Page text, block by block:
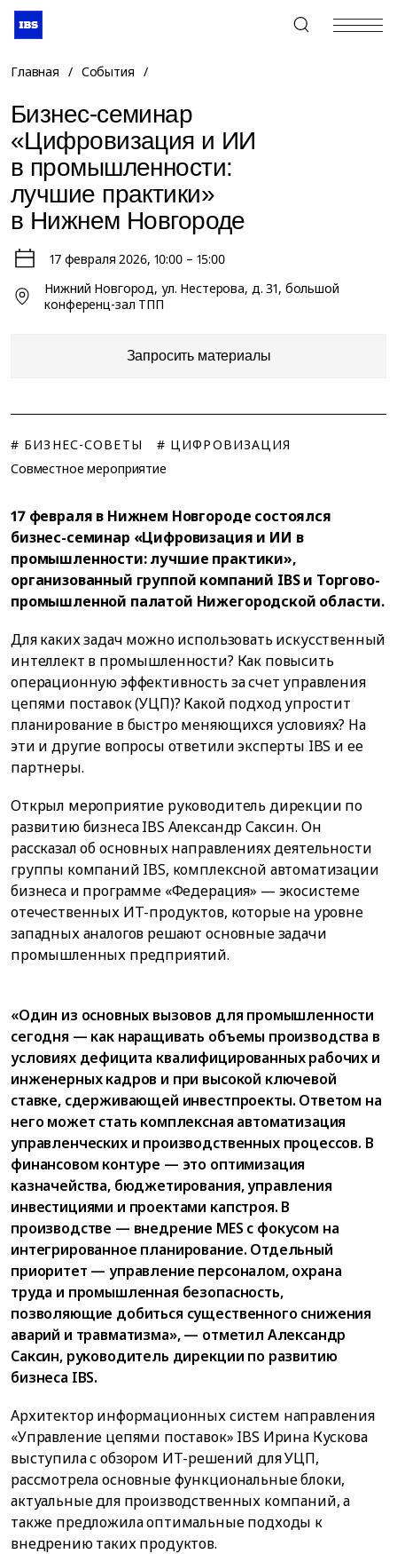
+7 (495) 967-80-80
Главная / События /
Бизнес-семинар
«Цифровизация и ИИ
в промышленности:
лучшие практики»
в Нижнем Новгороде
17 февраля 2026, 10:00 – 15:00
Нижний Новгород, ул. Нестерова, д. 31, большой
конференц-зал ТПП
Запросить материалы
# БИЗНЕС-СОВЕТЫ
# ЦИФРОВИЗАЦИЯ
Совместное мероприятие
17 февраля в Нижнем Новгороде состоялся
бизнес-семинар «Цифровизация и ИИ в
промышленности: лучшие практики»,
организованный группой компаний IBS и Торгово-
промышленной палатой Нижегородской области.
Для каких задач можно использовать искусственный
интеллект в промышленности? Как повысить
операционную эффективность за счет управления
цепями поставок (УЦП)? Какой подход упростит
планирование в быстро меняющихся условиях? На
эти и другие вопросы ответили эксперты IBS и ее
партнеры.
Открыл мероприятие руководитель дирекции по
развитию бизнеса IBS Александр Саксин. Он
рассказал об основных направлениях деятельности
группы компаний IBS, комплексной автоматизации
бизнеса и программе «Федерация» — экосистеме
отечественных ИТ-продуктов, которые на уровне
западных аналогов решают основные задачи
промышленных предприятий.
«Один из основных вызовов для промышленности
сегодня — как наращивать объемы производства в
условиях дефицита квалифицированных рабочих и
инженерных кадров и при высокой ключевой
ставке, сдерживающей инвестпроекты. Ответом на
него может стать комплексная автоматизация
управленческих и производственных процессов. В
финансовом контуре — это оптимизация
казначейства, бюджетирования, управления
инвестициями и проектами капстроя. В
производстве — внедрение MES с фокусом на
интегрированное планирование. Отдельный
приоритет — управление персоналом, охрана
труда и промышленная безопасность,
позволяющие добиться существенного снижения
аварий и травматизма», — отметил Александр
Саксин, руководитель дирекции по развитию
бизнеса IBS.
Архитектор информационных систем направления
«Управление цепями поставок» IBS Ирина Кускова
выступила с обзором ИТ-решений для УЦП,
рассмотрела основные функциональные блоки,
актуальные для производственных компаний, а
также предложила оптимальные подходы к
внедрению таких продуктов.